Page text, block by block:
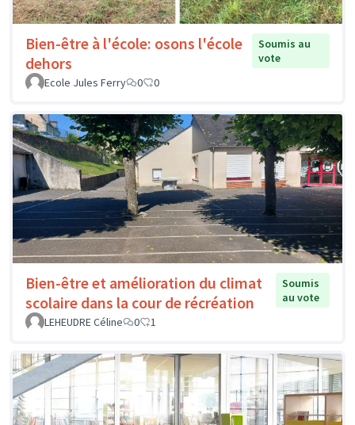
Bien-être à l'école: osons l'école
dehors
Soumis au
vote
Ecole Jules Ferry
0 0
Bien-être et amélioration du climat
scolaire dans la cour de récréation
Soumis
au vote
LEHEUDRE Céline
0 1